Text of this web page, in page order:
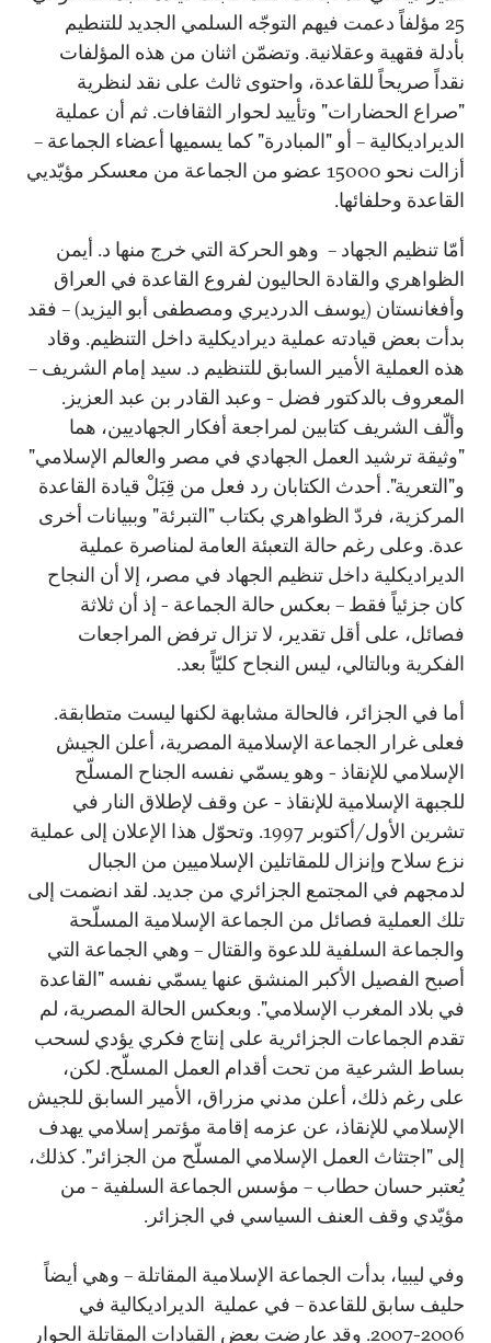
25 مؤلفاً دعمت فيهم التوجّه السلمي الجديد للتنطيم
بأدلة فقهية وعقلانية. وتضمّن اثنان من هذه المؤلفات
نقداً صريحاً للقاعدة، واحتوى ثالث على نقد لنظرية
"صراع الحضارات" وتأييد لحوار الثقافات. ثم أن عملية
الديراديكالية – أو "المبادرة" كما يسميها أعضاء الجماعة –
أزالت نحو 15000 عضو من الجماعة من معسكر مؤيّديي
القاعدة وحلفائها.
أمّا تنظيم الجهاد – وهو الحركة التي خرج منها د. أيمن
الظواهري والقادة الحاليون لفروع القاعدة في العراق
وأفغانستان (يوسف الدرديري ومصطفى أبو اليزيد) – فقد
بدأت بعض قيادته عملية ديراديكلية داخل التنظيم. وقاد
هذه العملية الأمير السابق للتنظيم د. سيد إمام الشريف –
المعروف بالدكتور فضل - وعبد القادر بن عبد العزيز.
وألّف الشريف كتابين لمراجعة أفكار الجهاديين، هما
"وثيقة ترشيد العمل الجهادي في مصر والعالم الإسلامي"
و"التعرية". أحدث الكتابان رد فعل من قِبَلْ قيادة القاعدة
المركزية، فردّ الظواهري بكتاب "التبرئة" وببيانات أخرى
عدة. وعلى رغم حالة التعبئة العامة لمناصرة عملية
الديراديكلية داخل تنظيم الجهاد في مصر، إلا أن النجاح
كان جزئياً فقط – بعكس حالة الجماعة - إذ أن ثلاثة
فصائل، على أقل تقدير، لا تزال ترفض المراجعات
الفكرية وبالتالي، ليس النجاح كليّاً بعد.
أما في الجزائر، فالحالة مشابهة لكنها ليست متطابقة.
فعلى غرار الجماعة الإسلامية المصرية، أعلن الجيش
الإسلامي للإنقاذ - وهو يسمّي نفسه الجناح المسلّح
للجبهة الإسلامية للإنقاذ - عن وقف لإطلاق النار في
تشرين الأول/أكتوبر 1997. وتحوّل هذا الإعلان إلى عملية
نزع سلاح وإنزال للمقاتلين الإسلاميين من الجبال
لدمجهم في المجتمع الجزائري من جديد. لقد انضمت إلى
تلك العملية فصائل من الجماعة الإسلامية المسلّحة
والجماعة السلفية للدعوة والقتال – وهي الجماعة التي
أصبح الفصيل الأكبر المنشق عنها يسمّي نفسه "القاعدة
في بلاد المغرب الإسلامي". وبعكس الحالة المصرية، لم
تقدم الجماعات الجزائرية على إنتاج فكري يؤدي لسحب
بساط الشرعية من تحت أقدام العمل المسلّح. لكن،
على رغم ذلك، أعلن مدني مزراق، الأمير السابق للجيش
الإسلامي للإنقاذ، عن عزمه إقامة مؤتمر إسلامي يهدف
إلى "اجتثاث العمل الإسلامي المسلّح من الجزائر". كذلك،
يُعتبر حسان حطاب – مؤسس الجماعة السلفية - من
مؤيّدي وقف العنف السياسي في الجزائر.
وفي ليبيا، بدأت الجماعة الإسلامية المقاتلة – وهي أيضاً
حليف سابق للقاعدة – في عملية الديراديكالية في
2006-2007. وقد عارضت بعض القيادات المقاتلة الحوار